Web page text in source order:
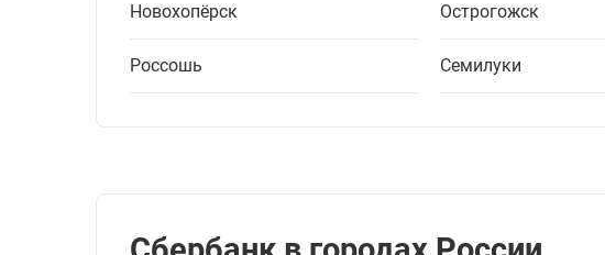
Новохопёрск Острогожск
Россошь Семилуки